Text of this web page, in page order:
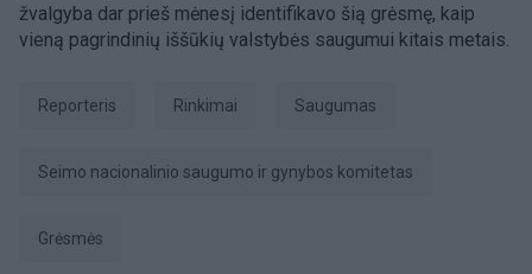
žvalgyba dar prieš mėnesį identifikavo šią grėsmę, kaip
vieną pagrindinių iššūkių valstybės saugumui kitais metais.
Reporteris Rinkimai Saugumas
Seimo nacionalinio saugumo ir gynybos komitetas
grėsmės